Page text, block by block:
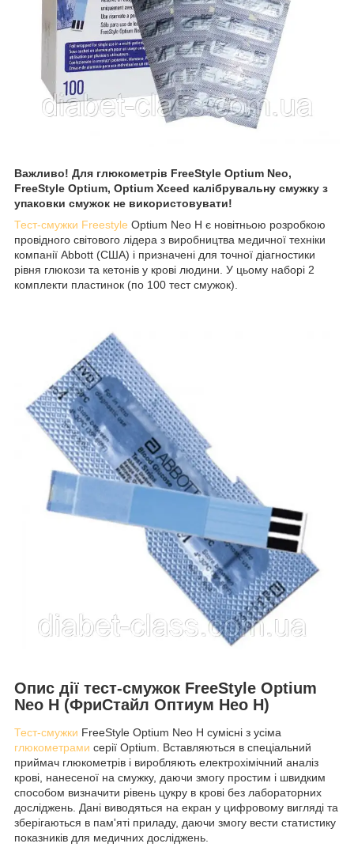
Важливо! Для глюкометрів FreeStyle Optium Neo,
FreeStyle Optium, Optium Xceed калібрувальну смужку з
упаковки смужок не використовувати!
Тест-смужки Freestyle Optium Neo H є новітньою розробкою
провідного світового лідера з виробництва медичної техніки
компанії Abbott (США) і призначені для точної діагностики
рівня глюкози та кетонів у крові людини. У цьому наборі 2
комплекти пластинок (по 100 тест смужок).
Опис дії тест-смужок FreeStyle Optium
Neo H (ФриСтайл Оптиум Нео Н)
Тест-смужки FreeStyle Optium Neo H сумісні з усіма
глюкометрами серії Optium. Вставляються в спеціальний
приймач глюкометрів і виробляють електрохімічний аналіз
крові, нанесеної на смужку, даючи змогу простим і швидким
способом визначити рівень цукру в крові без лабораторних
досліджень. Дані виводяться на екран у цифровому вигляді та
зберігаються в пам'яті приладу, даючи змогу вести статистику
показників для медичних досліджень.